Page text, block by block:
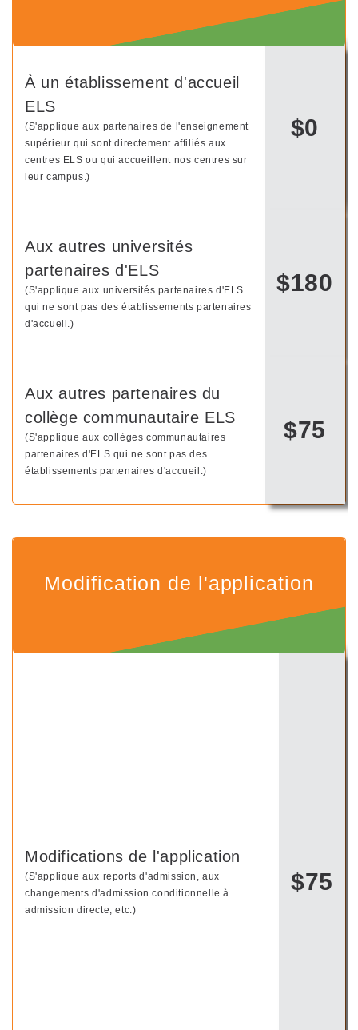
À un établissement d'accueil
ELS
(S'applique aux partenaires de l'enseignement
supérieur qui sont directement affiliés aux
centres ELS ou qui accueillent nos centres sur
leur campus.)
$0
Aux autres universités
partenaires d'ELS
(S'applique aux universités partenaires d'ELS
qui ne sont pas des établissements partenaires
d'accueil.)
$180
Aux autres partenaires du
collège communautaire ELS
(S'applique aux collèges communautaires
partenaires d'ELS qui ne sont pas des
établissements partenaires d'accueil.)
$75
Modification de l'application
Modifications de l'application
(S'applique aux reports d'admission, aux
changements d'admission conditionnelle à
admission directe, etc.)
$75